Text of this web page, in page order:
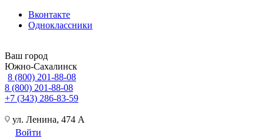
Вконтакте
Одноклассники
Ваш город
Южно-Сахалинск
8 (800) 201-88-08
8 (800) 201-88-08
+7 (343) 286-83-59
ул. Ленина, 474 А
Войти